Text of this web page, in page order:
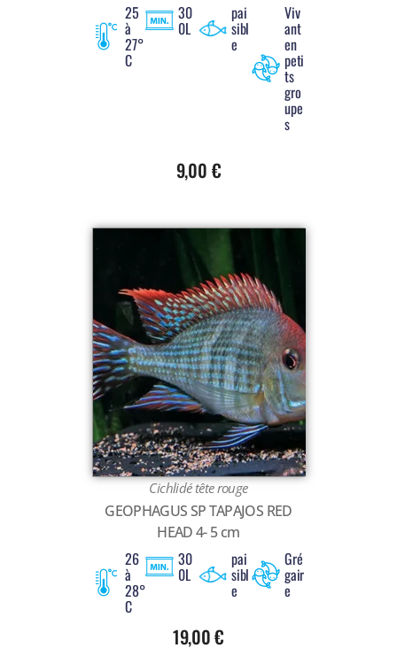
25
à
27°
C
30
0L
pai
sibl
e
Viv
ant
en
peti
ts
gro
upe
s
9,00 €
Cichlidé tête rouge
GEOPHAGUS SP TAPAJOS RED
HEAD 4- 5 cm
26
à
28°
C
30
0L
pai
sibl
e
Gré
gair
e
19,00€